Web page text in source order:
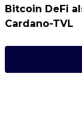
Bitcoin DeFi
Cardano-TVL